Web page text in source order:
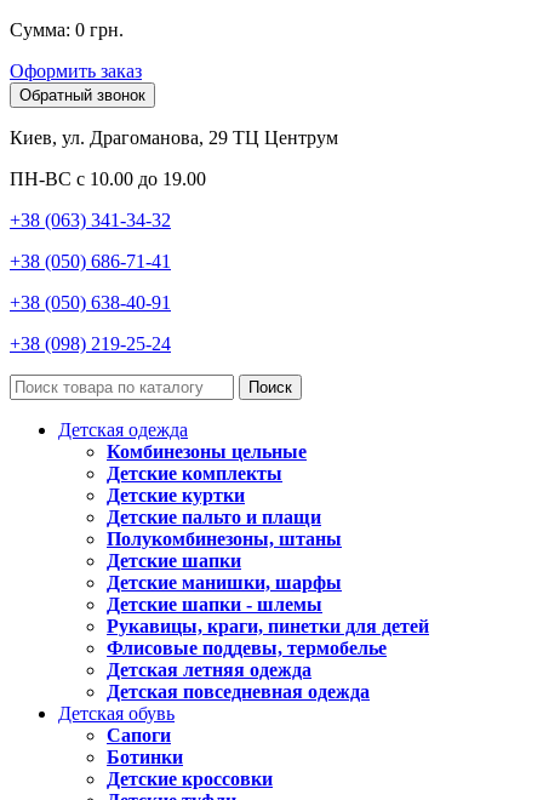
Сумма: 0 грн.
Оформить заказ
Обратный звонок
Киев, ул. Драгоманова, 29 ТЦ Центрум
ПН-ВС с 10.00 до 19.00
+38 (063) 341-34-32
+38 (050) 686-71-41
+38 (050) 638-40-91
+38 (098) 219-25-24
Поиск
Детская одежда
Комбинезоны цельные
Детские комплекты
Детские куртки
Детские пальто и плащи
Полукомбинезоны, штаны
Детские шапки
Детские манишки, шарфы
Детские шапки - шлемы
Рукавицы, краги, пинетки для детей
Флисовые поддевы, термобелье
Детская летняя одежда
Детская повседневная одежда
Детская обувь
Сапоги
Ботинки
Детские кроссовки